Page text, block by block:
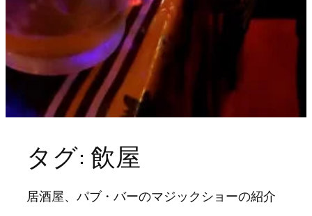
タグ: 飲屋
居酒屋、パブ・バーのマジックショーの紹介